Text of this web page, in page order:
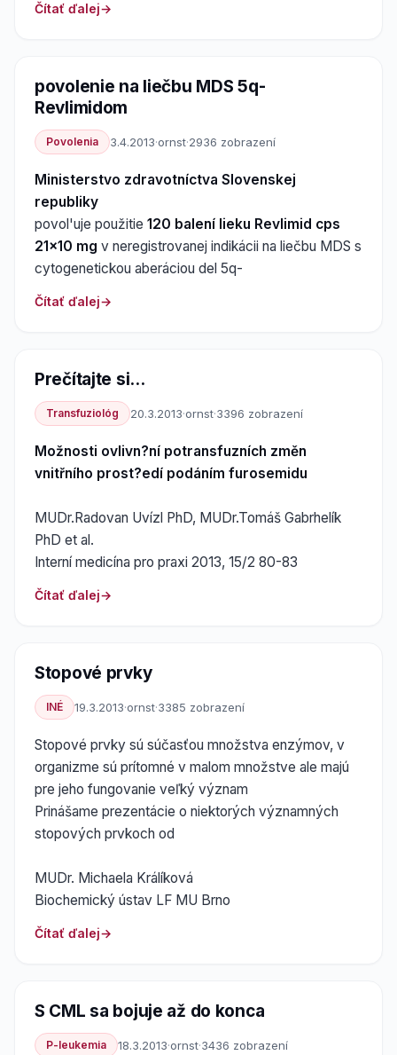
Čítať ďalej
povolenie na liečbu MDS 5q-
Revlimidom
Povolenia 3.4.2013·ornst·2936 zobrazení
Ministerstvo zdravotníctva Slovenskej
republiky
povol'uje použitie 120 balení lieku Revlimid cps
21x10 mg v neregistrovanej indikácii na liečbu MDS s
cytogenetickou aberáciou del 5q-
Čítať ďalej
Prečítajte si...
Transfuziológ 20.3.2013·ornst·3396 zobrazení
Možnosti ovlivn?ní potransfuzních změn
vnitřního prost?edí podáním furosemidu
MUDr.Radovan Uvízl PhD, MUDr.Tomáš Gabrhelík
PhD et al.
Interní medicína pro praxi 2013, 15/2 80-83
Čítať ďalej
Stopové prvky
INÉ 19.3.2013·ornst·3385 zobrazení
Stopové prvky sú súčasťou množstva enzýmov, v
organizme sú prítomné v malom množstve ale majú
pre jeho fungovanie veľký význam
Prinášame prezentácie o niektorých významných
stopových prvkoch od
MUDr. Michaela Králíková
Biochemický ústav LF MU Brno
Čítať ďalej
S CML sa bojuje až do konca
P-leukemia 18.3.2013·ornst·3436 zobrazení